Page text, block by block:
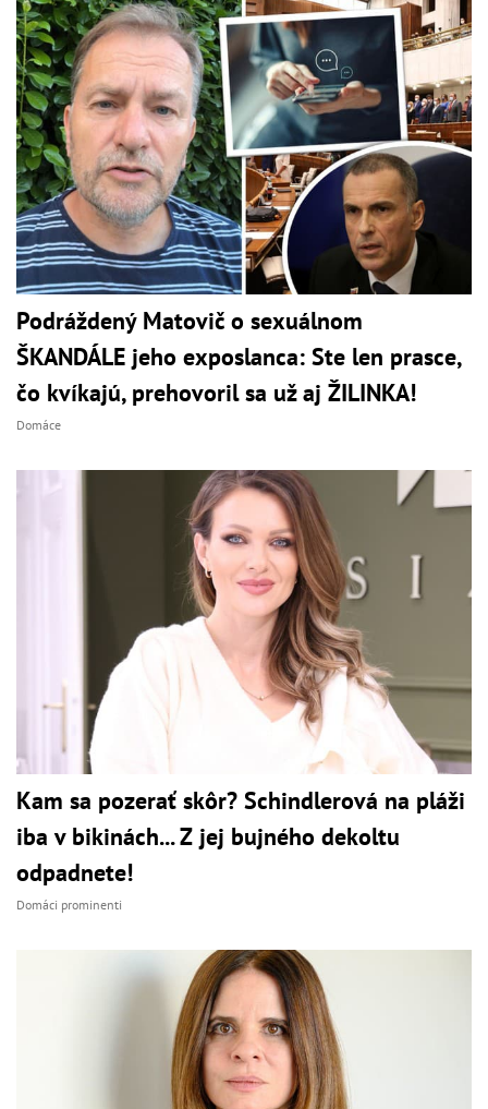
Podráždený Matovič o sexuálnom
ŠKANDÁLE jeho exposlanca: Ste len prasce,
čo kvíkajú, prehovoril sa už aj ŽILINKA!
Domáce
Kam sa pozerať skôr? Schindlerová na pláži
iba v bikinách... Z jej bujného dekoltu
odpadnete!
Domáci prominenti